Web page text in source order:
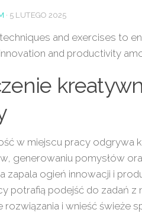
· 5 LUTEGO 2025
and exercises to
and productivity
w miejscu pracy odgrywa
generowaniu pomysłów
zapala ogień innowacji i
potrafią podejść do zadań
rozwiązania i wnieść świeże